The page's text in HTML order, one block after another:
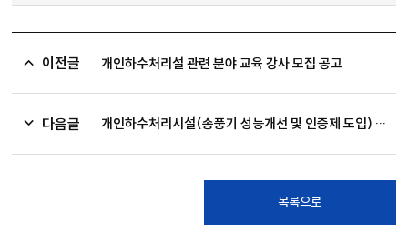
이전글 개인하수처리설 관련 분야 교육 강사 모집 공고
다음글 개인하수처리시설(송풍기 성능개선 및 인증제 도입) 발전방안 토론회
목록으로